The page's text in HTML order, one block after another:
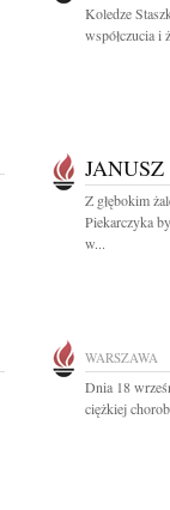
Koledze
współczucia i
Z głębokim
Piekarczyka
w...
WARSZAWA
Dnia 18
ciężkiej